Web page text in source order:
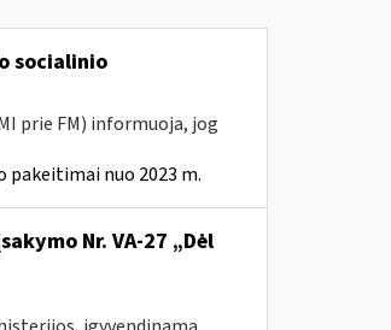
socialinio
prie FM) informuoja, jog
pakeitimai nuo 2023 m.
Nr. VA-27 „Dėl